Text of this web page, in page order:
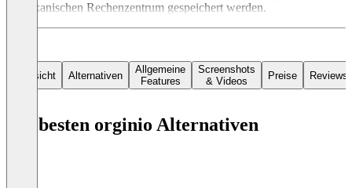
amerikanischen Rechenzentrum gespeichert werden.
Übersicht Alternativen
Allgemeine
Features
Screenshots
& Videos
Preise Reviews
Die besten orginio Alternativen